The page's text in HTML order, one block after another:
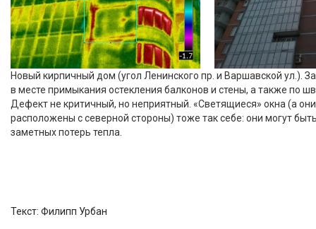
Новый кирпичный дом (угол Ленинского пр. и Варшавской ул.).
в месте примыкания остекления балконов и стены, а также по
Дефект не критичный, но неприятный. «Светящиеся» окна (а
расположены с северной стороны) тоже так себе: они могут
заметных потерь тепла.
Текст: Филипп Урбан